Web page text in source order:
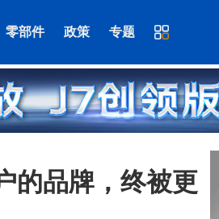
零部件 政策 专题
的品牌，终被更